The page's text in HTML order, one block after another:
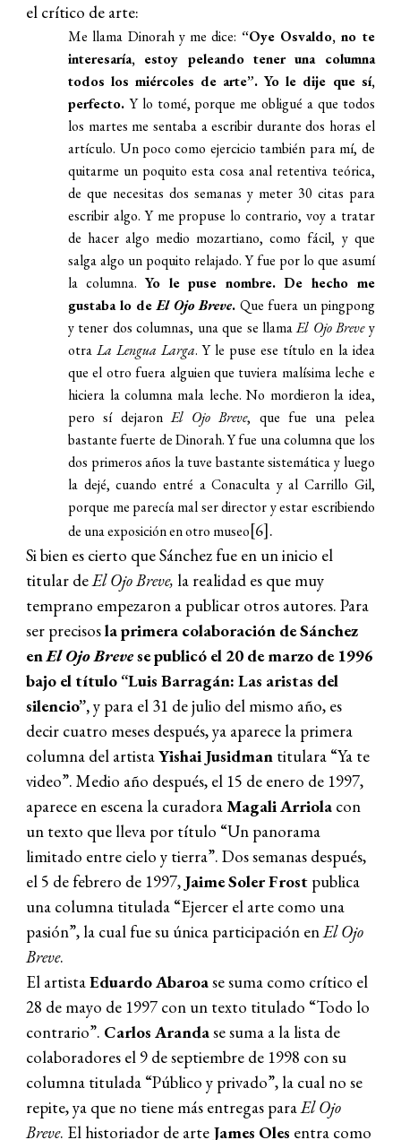
el crítico de arte:
Me llama Dinorah y me dice: “Oye Osvaldo, no te
interesaría, estoy peleando tener una columna
todos los miércoles de arte”. Yo le dije que sí,
perfecto.Y lo tomé, porque me obligué a que todos
los martes me sentaba a escribir durante dos horas el
artículo. Un poco como ejercicio también para mí, de
quitarme un poquito esta cosa anal retentiva teórica,
de que necesitas dos semanas y meter 30 citas para
escribir algo. Y me propuse lo contrario, voy a tratar
de hacer algo medio mozartiano, como fácil, y que
salga algo un poquito relajado. Y fue por lo que asumí
la columna. Yo le puse nombre. De hecho me
gustaba lo deEl Ojo Breve.Que fuera un pingpong
y tener dos columnas, una que se llamaEl Ojo Brevey
otraLa Lengua Larga. Y le puse ese título en la idea
que el otro fuera alguien que tuviera malísima leche e
hiciera la columna mala leche. No mordieron la idea,
pero sí dejaronEl Ojo Breve, que fue una pelea
bastante fuerte de Dinorah. Y fue una columna que los
dos primeros años la tuve bastante sistemática y luego
la dejé, cuando entré a Conaculta y al Carrillo Gil,
porque me parecía mal ser director y estar escribiendo
de una exposición en otro museo[6].
Si bien es cierto que Sánchez fue en un inicio el
titular deEl Ojo Breve, la realidad es que muy
temprano empezaron a publicar otros autores. Para
ser precisosla primera colaboración de Sánchez
enEl Ojo Brevese publicó el 20 de marzo de 1996
bajo el título “Luis Barragán: Las aristas del
silencio”,y para el 31 de julio del mismo año, es
decir cuatro meses después, ya aparece la primera
columna del artistaYishai Jusidman titulara “Ya te
video”. Medio año después, el 15 de enero de 1997,
aparece en escena la curadoraMagali Arriola con
un texto que lleva por título “Un panorama
limitado entre cielo y tierra”. Dos semanas después,
el 5 de febrero de 1997, Jaime Soler Frost publica
una columna titulada “Ejercer el arte como una
pasión”, la cual fue su única participación enEl Ojo
Breve.
El artistaEduardo Abaroase suma como crítico el
28 de mayo de 1997 con un texto titulado “Todo lo
contrario”. Carlos Arandase suma a la lista de
colaboradores el 9 de septiembre de 1998 con su
columna titulada “Público y privado”, la cual no se
repite, ya que no tiene más entregas paraEl Ojo
Breve. El historiador de arte James Oles entra como